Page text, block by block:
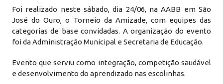
Foi realizado neste sábado, dia 24/06, na AABB em São
José do Ouro, o Torneio da Amizade, com equipes das
categorias de base convidadas. A organização do evento
foi da Administração Municipal e Secretaria de Educação.
Evento que serviu como integração, competição saudável
e desenvolvimento do aprendizado nas escolinhas.